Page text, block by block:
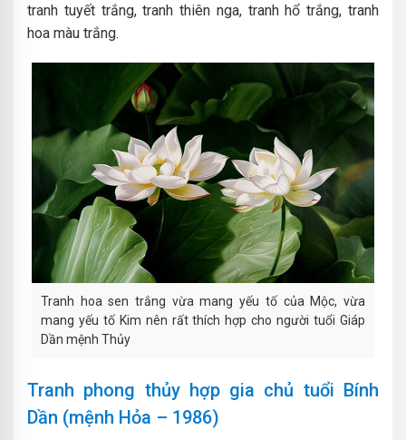
tranh tuyết trắng, tranh thiên nga, tranh hổ trắng, tranh
hoa màu trắng.
Tranh hoa sen trắng vừa mang yếu tố của Mộc, vừa
mang yếu tố Kim nên rất thích hợp cho người tuổi Giáp
Dần mệnh Thủy
Tranh phong thủy hợp gia chủ tuổi Bính
Dần (mệnh Hỏa – 1986)